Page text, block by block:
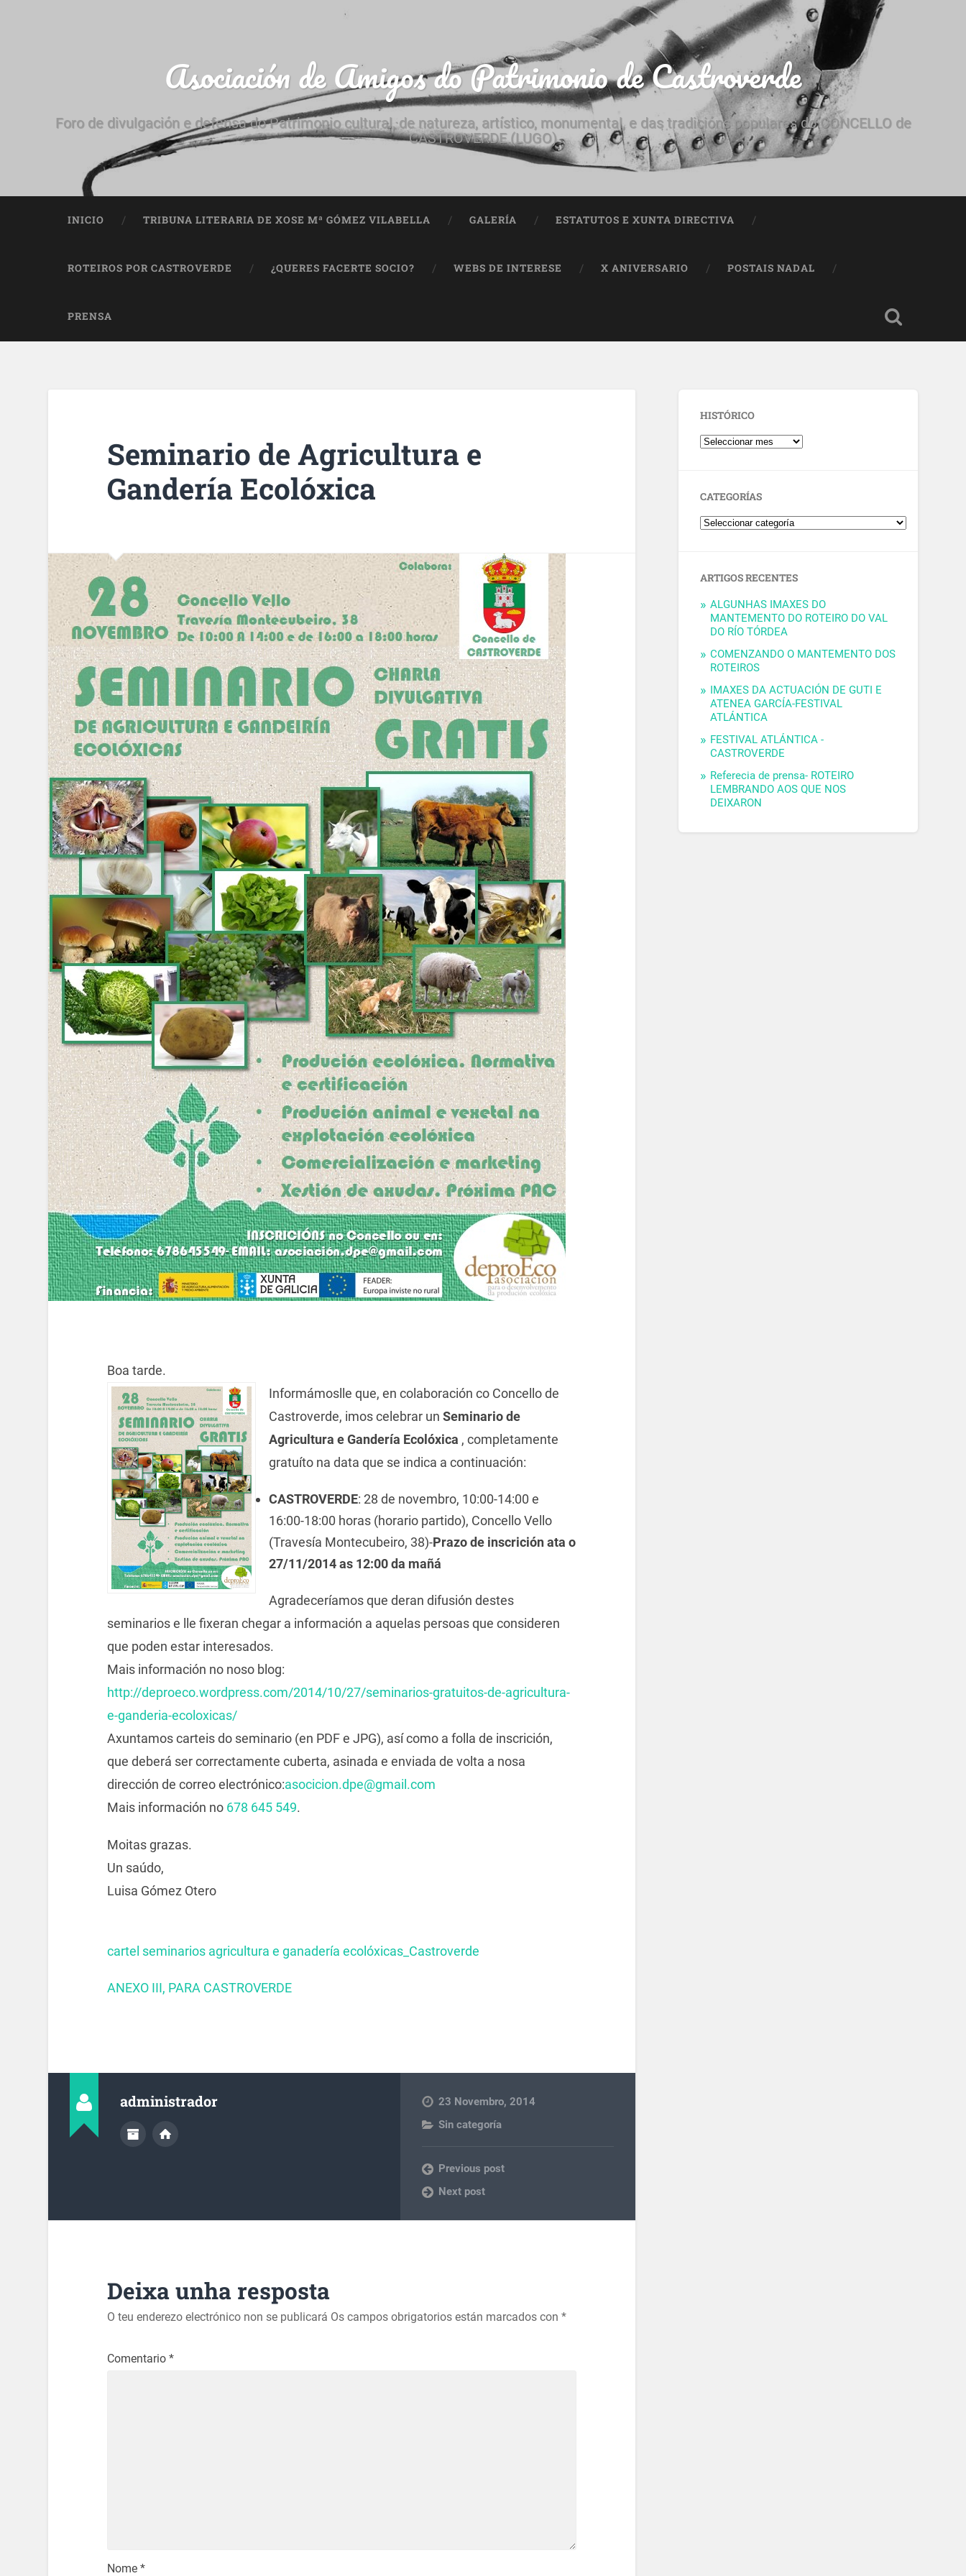
Asociación de Amigos do Patrimonio de Castroverde
Foro de divulgación e defensa do Patrimonio cultural, de natureza, artístico, monumental, e das tradicións populares do CONCELLO de
CASTROVERDE (LUGO)
INICIO TRIBUNA LITERARIA DE XOSE Mª GÓMEZ VILABELLA GALERÍA ESTATUTOS E XUNTA DIRECTIVA
ROTEIROS POR CASTROVERDE ¿QUERES FACERTE SOCIO? WEBS DE INTERESE X ANIVERSARIO POSTAIS NADAL
PRENSA
Seminario de Agricultura e
Gandería Ecolóxica
Boa tarde.
Informámoslle que, en colaboración co Concello de
Castroverde, imos celebrar un Seminario de
Agricultura e Gandería Ecolóxica , completamente
gratuíto na data que se indica a continuación:
CASTROVERDE: 28 de novembro, 10:00-14:00 e
16:00-18:00 horas (horario partido), Concello Vello
(Travesía Montecubeiro, 38)-Prazo de inscrición ata o
27/11/2014 as 12:00 da mañá
Agradeceríamos que deran difusión destes
seminarios e lle fixeran chegar a información a aquelas persoas que consideren
que poden estar interesados.
Mais información no noso blog:
http://deproeco.wordpress.com/2014/10/27/seminarios-gratuitos-de-agricultura-
e-ganderia-ecoloxicas/
Axuntamos carteis do seminario (en PDF e JPG), así como a folla de inscrición,
que deberá ser correctamente cuberta, asinada e enviada de volta a nosa
dirección de correo electrónico:asocicion.dpe@gmail.com
Mais información no 678 645 549.
Moitas grazas.
Un saúdo,
Luisa Gómez Otero
cartel seminarios agricultura e ganadería ecolóxicas_Castroverde
ANEXO III, PARA CASTROVERDE
administrador
23 Novembro, 2014
Sin categoría
Previous post
Next post
Deixa unha resposta
O teu enderezo electrónico non se publicará Os campos obrigatorios están marcados con *
Comentario *
Nome *
HISTÓRICO
CATEGORÍAS
ARTIGOS RECENTES
ALGUNHAS IMAXES DO
MANTEMENTO DO ROTEIRO DO VAL
DO RÍO TÓRDEA
COMENZANDO O MANTEMENTO DOS
ROTEIROS
IMAXES DA ACTUACIÓN DE GUTI E
ATENEA GARCÍA-FESTIVAL
ATLÁNTICA
FESTIVAL ATLÁNTICA -
CASTROVERDE
Referecia de prensa- ROTEIRO
LEMBRANDO AOS QUE NOS
DEIXARON